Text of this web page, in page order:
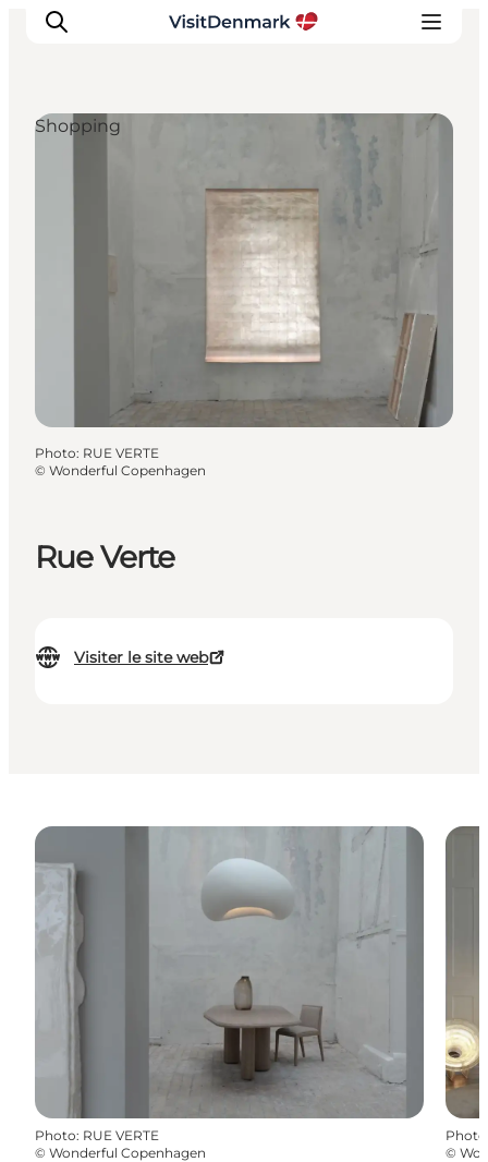
Planifiez votre voyage
Rue Verte
Visiter le site web
Shopping
Photo: RUE VERTE
© Wonderful Copenhagen
Photo: RUE VERTE
© Wonderful Copenhagen
Photo
©